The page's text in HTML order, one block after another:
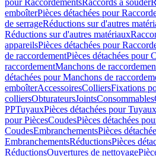
pour RaccordementsRaccords à souder
emboîterPièces détachées pour
de serrageRéductions sur d'autres
Réductions sur d'autres matériaux
appareilsPièces détachées pour
de raccordementPièces détachées pour
raccordementManchons de
détachées pour Manchons de
emboîterAccessoiresColliersFixations
colliersObturateursJointsConsommables
PPTuyauxPièces détachées pour Tuyaux
pour PiècesCoudesPièces détachées
CoudesEmbranchementsPièces
EmbranchementsRéductionsPièces
RéductionsOuvertures de nettoyage